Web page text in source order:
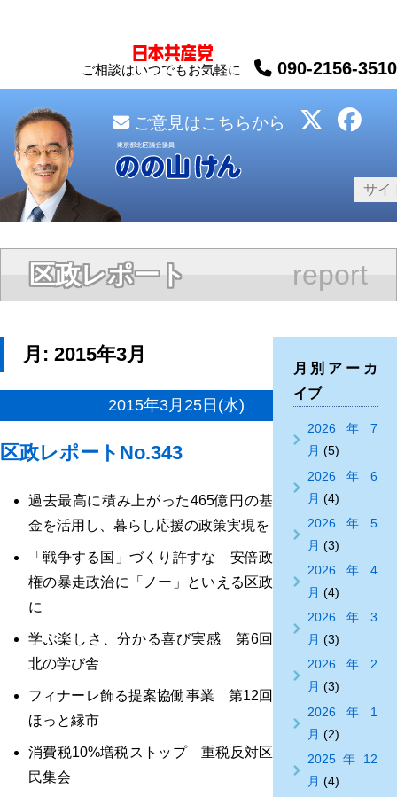
ご相談はいつでもお気軽に 090-2156-3510
ご意見はこちらから
区政レポート report
月:2015年3月
2015年3月25日(水)
区政レポートNo.343
過去最高に積み上がった465億円の基
金を活用し、暮らし応援の政策実現を
「戦争する国」づくり許すな 安倍政
権の暴走政治に「ノー」といえる区政
に
学ぶ楽しさ、分かる喜び実感 第6回
北の学び舎
フィナーレ飾る提案協働事業 第12回
ほっと縁市
消費税10%増税ストップ 重税反対区
民集会
月別アーカ
イブ
2026年7
月 (5)
2026年6
月 (4)
2026年5
月 (3)
2026年4
月 (4)
2026年3
月 (3)
2026年2
月 (3)
2026年1
月 (2)
2025年12
月 (4)